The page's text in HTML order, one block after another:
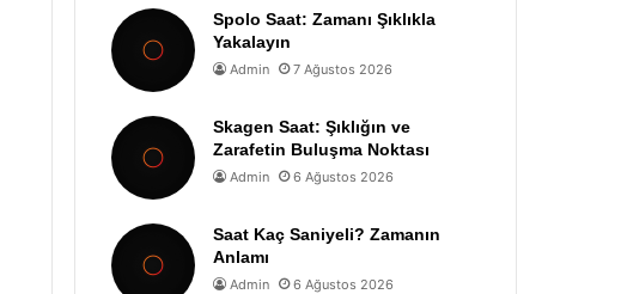
Spolo Saat: Zamanı Şıklıkla
Yakalayın
Admin 7 Ağustos 2026
Skagen Saat: Şıklığın ve
Zarafetin Buluşma Noktası
Admin 6 Ağustos 2026
Saat Kaç Saniyeli? Zamanın
Anlamı
Admin 6 Ağustos 2026